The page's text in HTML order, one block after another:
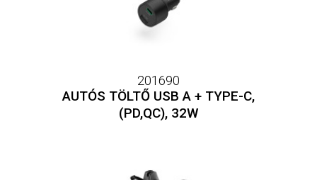
201690
AUTÓS TÖLTŐ USB A + TYPE-C,
(PD,QC), 32W